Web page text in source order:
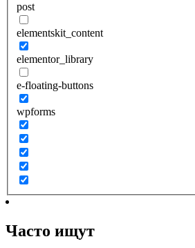
post
elementskit_content
elementor_library
e-floating-buttons
wpforms
Часто ищут